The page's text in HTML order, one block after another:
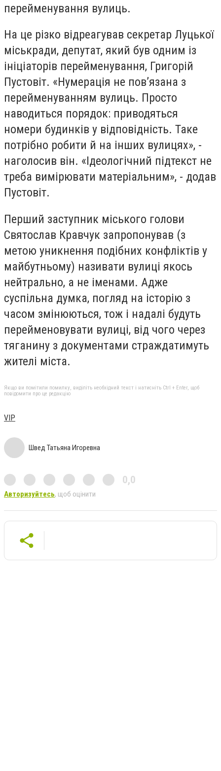
перейменування вулиць.
На це різко відреагував секретар Луцької
міськради, депутат, який був одним із
ініціаторів перейменування, Григорій
Пустовіт. «Нумерація не пов’язана з
перейменуванням вулиць. Просто
наводиться порядок: приводяться
номери будинків у відповідність. Таке
потрібно робити й на інших вулицях», -
наголосив він. «Ідеологічний підтекст не
треба вимірювати матеріальним», - додав
Пустовіт.
Перший заступник міського голови
Святослав Кравчук запропонував (з
метою уникнення подібних конфліктів у
майбутньому) називати вулиці якось
нейтрально, а не іменами. Адже
суспільна думка, погляд на історію з
часом змінюються, тож і надалі будуть
перейменовувати вулиці, від чого через
тяганину з документами страждатимуть
жителі міста.
Якщо ви помітили помилку, виділіть необхідний текст і натисніть Ctrl + Enter, щоб
повідомити про це редакцію
VIP
Швед Татьяна Игоревна
0,0
Авторизуйтесь, щоб оцінити